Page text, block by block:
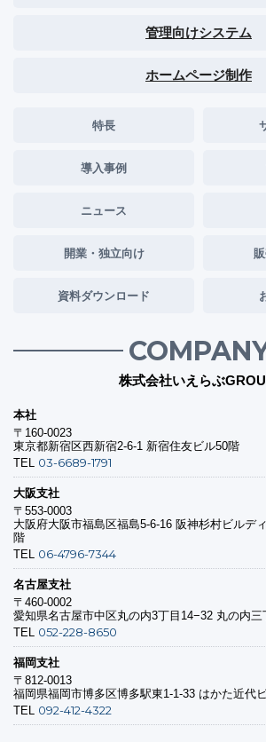
管理向けシステム
ホームページ制作
特長
導入事例
ニュース
開業・独立向け
資料ダウンロード
株式会社いえらぶ
本社
〒160-0023
東京都新宿区西新宿2-6-1 新宿住友ビル50階
TEL 03-6689-1791
大阪支社
〒553-0003
大阪府大阪市福島区福島5-6-16 阪神杉村ビルデ
階
TEL 06-4796-7344
名古屋支社
〒460-0002
愛知県名古屋市中区丸の内3丁目14−32 丸の内三
TEL 052-228-8650
福岡支社
〒812-0013
福岡県福岡市博多区博多駅東1-1-33 はかた近代
TEL 092-412-4322